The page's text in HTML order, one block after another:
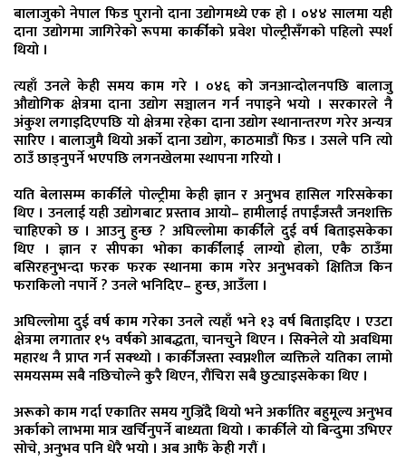
बालाजुको नेपाल फिड पुरानो दाना उद्योगमध्ये एक हो । ०४४ सालमा यही
दाना उद्योगमा जागिरेको रूपमा कार्कीको प्रवेश पोल्ट्रीसँगको पहिलो स्पर्श
थियो ।
त्यहाँ उनले केही समय काम गरे । ०४६ को जनआन्दोलनपछि बालाजु
औद्योगिक क्षेत्रमा दाना उद्योग सञ्चालन गर्न नपाइने भयो । सरकारले नै
अंकुश लगाइदिएपछि यो क्षेत्रमा रहेका दाना उद्योग स्थानान्तरण गरेर अन्यत्र
सारिए । बालाजुमै थियो अर्को दाना उद्योग, काठमाडौं फिड । उसले पनि त्यो
ठाउँ छाड्नुपर्ने भएपछि लगनखेलमा स्थापना गरियो ।
यति बेलासम्म कार्कीले पोल्ट्रीमा केही ज्ञान र अनुभव हासिल गरिसकेका
थिए । उनलाई यही उद्योगबाट प्रस्ताव आयो– हामीलाई तपाईंजस्तै जनशक्ति
चाहिएको छ । आउनु हुन्छ ? अघिल्लोमा कार्कीले दुई वर्ष बिताइसकेका
थिए । ज्ञान र सीपका भोका कार्कीलाई लाग्यो होला, एकै ठाउँमा
बसिरहनुभन्दा फरक फरक स्थानमा काम गरेर अनुभवको क्षितिज किन
फराकिलो नपार्ने ? उनले भनिदिए– हुन्छ, आउँला ।
अघिल्लोमा दुई वर्ष काम गरेका उनले त्यहाँ भने १३ वर्ष बिताइदिए । एउटा
क्षेत्रमा लगातार १५ वर्षको आबद्धता, चानचुने थिएन । सिक्नेले यो अवधिमा
महारथ नै प्राप्त गर्न सक्थ्यो । कार्कीजस्ता स्वप्नशील व्यक्तिले यतिका लामो
समयसम्म सबै नछिचोल्ने कुरै थिएन, रौंचिरा सबै छुट्याइसकेका थिए ।
अरूको काम गर्दा एकातिर समय गुज्रिँदै थियो भने अर्कातिर बहुमूल्य अनुभव
अर्काको लाभमा मात्र खर्चिनुपर्ने बाध्यता थियो । कार्कीले यो बिन्दुमा उभिएर
सोचे, अनुभव पनि धेरै भयो । अब आफैं केही गरौं ।